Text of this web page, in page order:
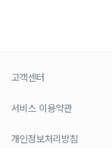
고객센터
서비스 이용약관
개인정보처리방침